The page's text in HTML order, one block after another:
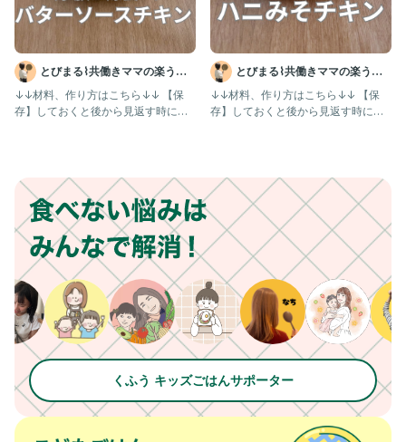
とびまる⌇共働きママの楽うま
レシピ
↓↓材料、作り方はこちら↓↓ 【保
存】しておくと後から見返す時に便
とびまる⌇共働きママの楽うま
レシピ
↓↓材料、作り方はこちら↓↓ 【保
存】しておくと後から見返す時に便
くふう キッズごはんサポーター